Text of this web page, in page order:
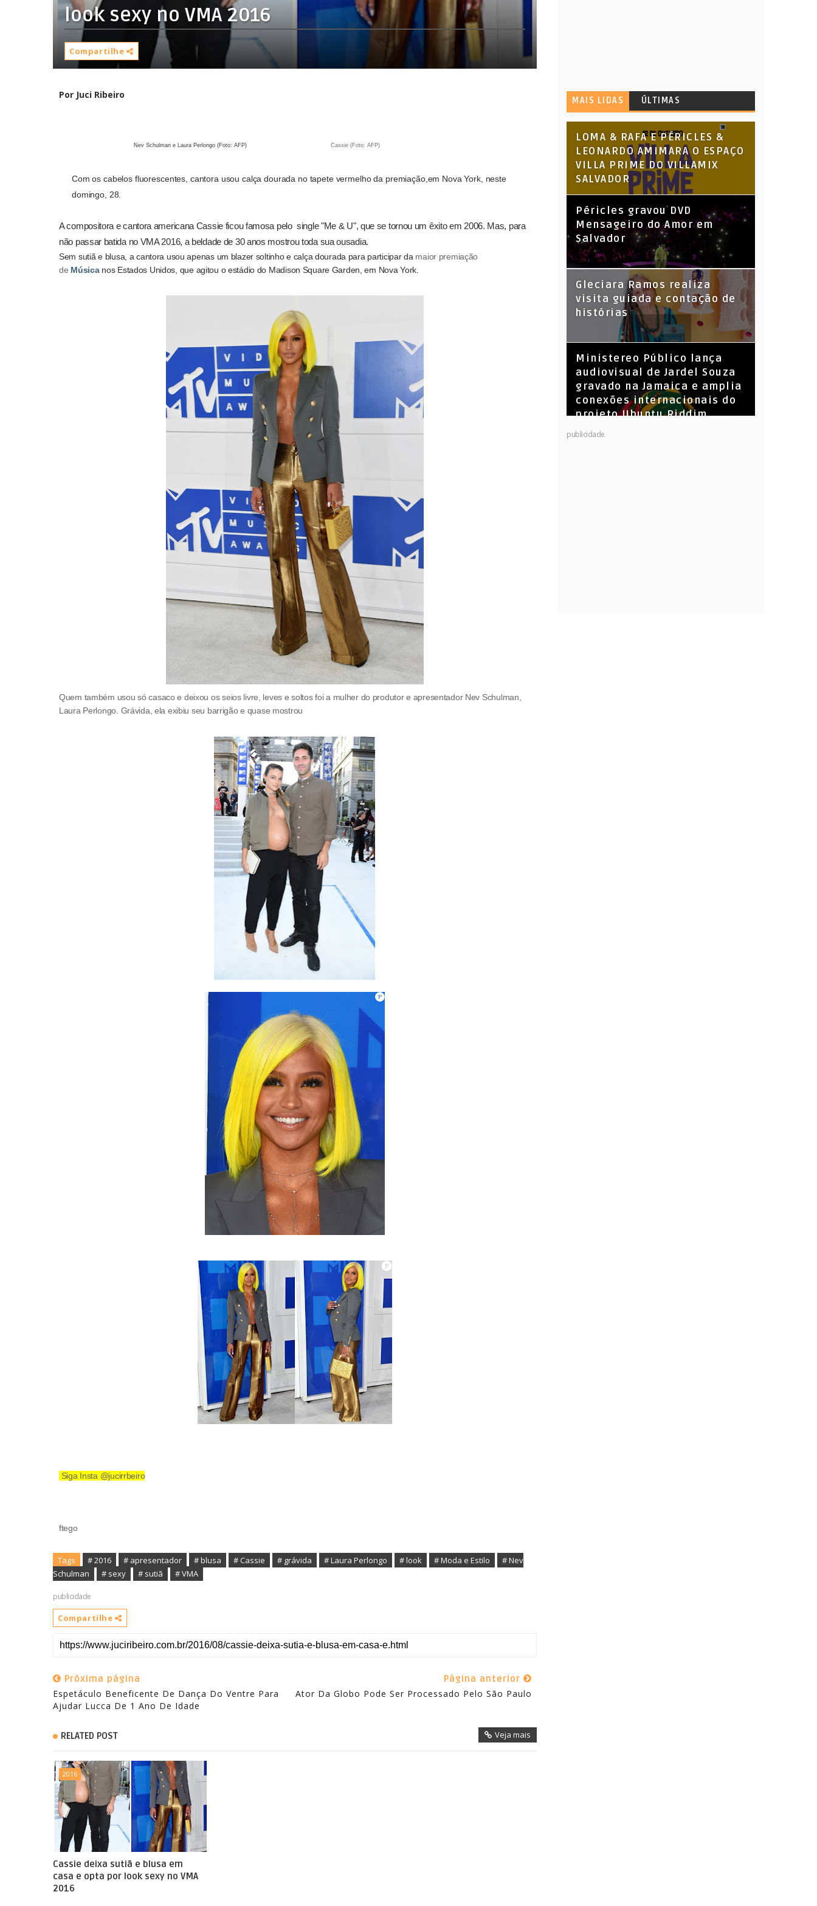
look sexy no VMA 2016
Compartilhe
Por Juci Ribeiro
Nev Schulman e Laura Perlongo (Foto: AFP) Cassie (Foto: AFP)
Com os cabelos fluorescentes, cantora usou calça dourada no tapete vermelho da premiação,em Nova York, neste
domingo, 28.
A compositora e cantora americana Cassie ficou famosa pelo single "Me & U", que se tornou um êxito em 2006. Mas, para
não passar batida no VMA 2016, a beldade de 30 anos mostrou toda sua ousadia.
Sem sutiã e blusa, a cantora usou apenas um blazer soltinho e calça dourada para participar da maior premiação
de Música nos Estados Unidos, que agitou o estádio do Madison Square Garden, em Nova York.
Quem também usou só casaco e deixou os seios livre, leves e soltos foi a mulher do produtor e apresentador Nev Schulman,
Laura Perlongo. Grávida, ela exibiu seu barrigão e quase mostrou
Siga Insta @jucirrbeiro
ftego
Tags # 2016 # apresentador # blusa # Cassie # grávida # Laura Perlongo # look # Moda e Estilo
# Nev
Schulman
# sexy # sutiã # VMA
publicidade
Compartilhe
Próxima página
Espetáculo Beneficente De Dança Do Ventre Para
Ajudar Lucca De 1 Ano De Idade
Página anterior
Ator Da Globo Pode Ser Processado Pelo São Paulo
RELATED POST Veja mais
2016
Cassie deixa sutiã e blusa em
casa e opta por look sexy no VMA
2016
MAIS LIDAS ÚLTIMAS
LOMA & RAFA E PÉRICLES &
LEONARDO AMIMARA O ESPAÇO
VILLA PRIME DO VILLAMIX
SALVADOR
Péricles gravou DVD
Mensageiro do Amor em
Salvador
KL Jay (Racionais MC’s), DJ
Raíz e DJ Leandro Vitrola na
BIGSHAKE 14
Gleciara Ramos realiza
visita guiada e contação de
histórias
​Ministereo Público lança
audiovisual de Jardel Souza
gravado na Jamaica e amplia
conexões internacionais do
projeto Ubuntu Riddim
publicidade